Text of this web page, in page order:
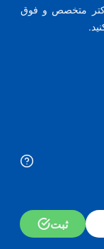
متخصص و فوق
ثبت